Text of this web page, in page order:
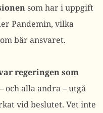
som har i uppgift
Pandemin, vilka
bär ansvaret.
regeringen som
och alla andra – utgå
vid beslutet. Vet inte